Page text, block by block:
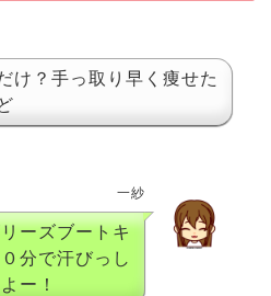
け？手っ取り早く痩せた
一紗
ーズブートキ
分で汗びっし
ー！